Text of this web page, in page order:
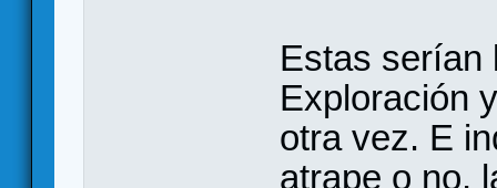
Estas serían
Exploración
otra vez. E
atrape o no,